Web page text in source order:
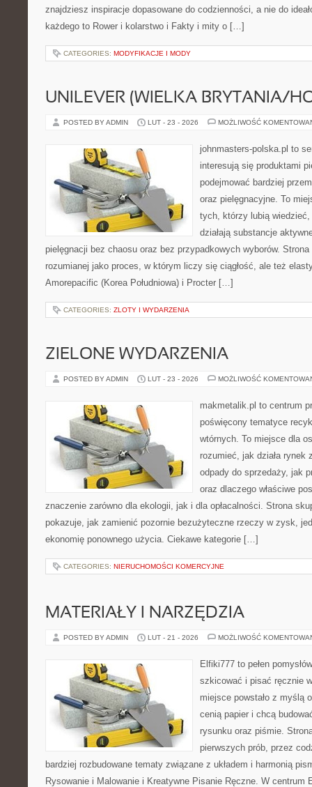
znajdziesz inspiracje dopasowane do codzienności, a nie do
każdego to Rower i kolarstwo i Fakty i mity o […]
CATEGORIES: MODYFIKACJE I MODY
UNILEVER (WIELKA BRYTANIA/
POSTED BY ADMIN LUT - 23 - 2026 MOŻLIWOŚĆ
johnmasters-polska.pl to
interesują się produktami
podejmować bardziej
oraz pielęgnacyjne. To
tych, którzy lubią wiedzieć,
działają substancje
pielęgnacji bez chaosu oraz bez przypadkowych wyborów.
rozumianej jako proces, w którym liczy się ciągłość, ale też
Amorepacific (Korea Południowa) i Procter […]
CATEGORIES: ZLOTY I WYDARZENIA
ZIELONE WYDARZENIA
POSTED BY ADMIN LUT - 23 - 2026 MOŻLIWOŚĆ
makmetalik.pl to centrum
poświęcony tematyce
wtórnych. To miejsce dla
rozumieć, jak działa rynek
odpady do sprzedaży, jak
oraz dlaczego właściwe
znaczenie zarówno dla ekologii, jak i dla opłacalności. Strona
pokazuje, jak zamienić pozornie bezużyteczne rzeczy w zysk,
ekonomię ponownego użycia. Ciekawe kategorie […]
CATEGORIES: NIERUCHOMOŚCI KOMERCYJNE
MATERIAŁY I NARZĘDZIA
POSTED BY ADMIN LUT - 21 - 2026 MOŻLIWOŚĆ
Elfiki777 to pełen
szkicować i pisać ręcznie
miejsce powstało z myślą
cenią papier i chcą
rysunku oraz piśmie.
pierwszych prób, przez
bardziej rozbudowane tematy związane z układem i harmonią
Rysowanie i Malowanie i Kreatywne Pisanie Ręczne. W